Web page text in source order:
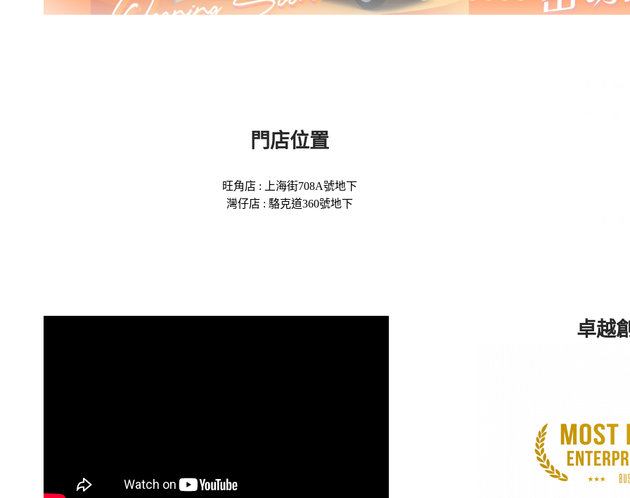
門店位置
旺角店 : 上海街708A號地下
灣仔店 : 駱克道360號地下
卓越